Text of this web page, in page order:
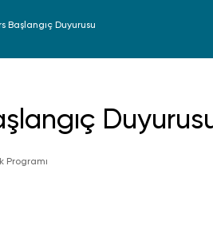
Başlangıç Duyurusu
Programı